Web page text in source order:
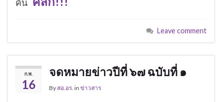
คืน
Leave comment
ก.พ.
16
จดหมายข่าวปีที่ ๖๗ ฉบับที่ ๑
By สอ.อร. in ข่าวสาร